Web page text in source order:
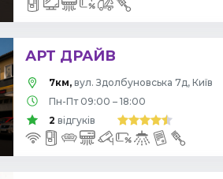
АРТ ДРАЙВ
7км, вул. Здолбуновська 7д, Київ
Пн-Пт 09:00 – 18:00
2 відгуків